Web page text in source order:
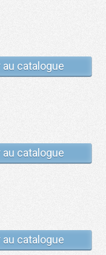
au catalogue
au catalogue
au catalogue